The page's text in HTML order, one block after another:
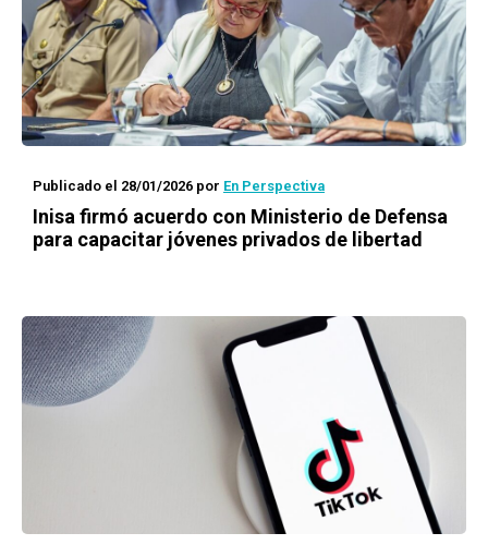
Publicado el 28/01/2026 por En Perspectiva
Inisa firmó acuerdo con Ministerio de Defensa
para capacitar jóvenes privados de libertad